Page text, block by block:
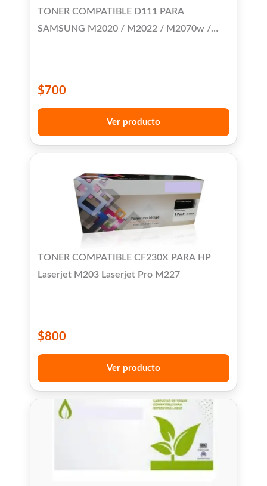
TONER COMPATIBLE D111 PARA
SAMSUNG M2020 / M2022 / M2070w /
$700
Ver producto
TONER COMPATIBLE CF230X PARA HP
Laserjet M203 Laserjet Pro M227
$800
Ver producto